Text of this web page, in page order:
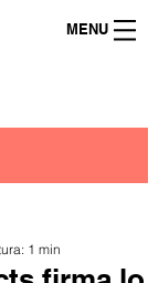
MENU
1 min